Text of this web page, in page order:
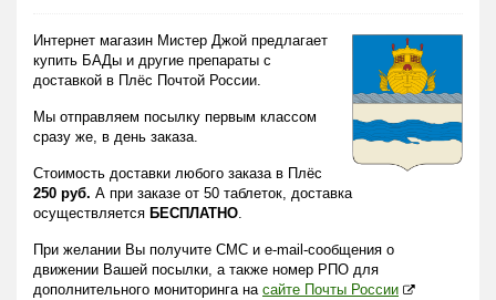
Интернет магазин Мистер Джой предлагает
купить БАДы и другие препараты с
доставкой в Плёс Почтой России.
Мы отправляем посылку первым классом
сразу же, в день заказа.
Стоимость доставки любого заказа в Плёс
250 руб. А при заказе от 50 таблеток, доставка
осуществляется БЕСПЛАТНО.
При желании Вы получите СМС и e-mail-сообщения о
движении Вашей посылки, а также номер РПО для
дополнительного мониторинга на сайте Почты России